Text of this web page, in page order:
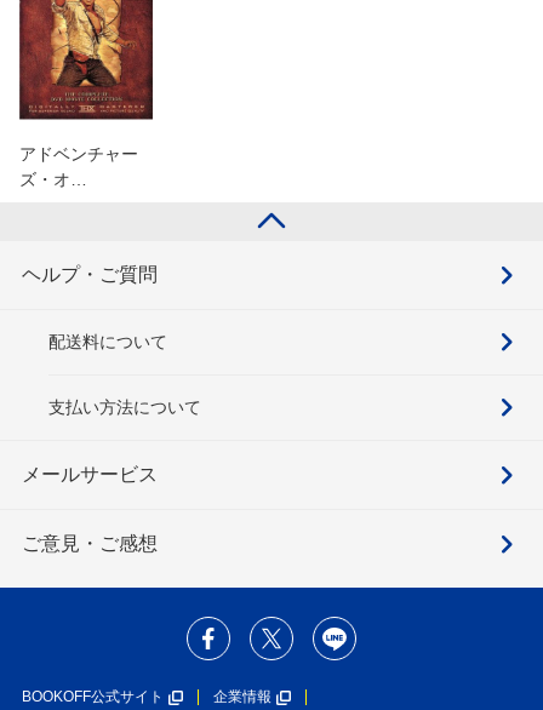
アドベンチャー
ズ・オ…
ヘルプ・ご質問
配送料について
支払い方法について
メールサービス
ご意見・ご感想
BOOKOFF公式サイト 企業情報